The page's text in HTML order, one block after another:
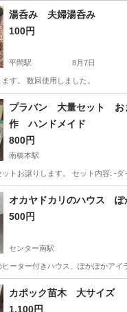
湯呑み 夫婦湯呑み
100円
平間駅 8月7日
す。 数回使用しました。
平間駅 食器 湯呑み
プラバン 大量セット
作 ハンドメイド
800円
南橋本駅
ットお譲りします。 セット内容:
市 南橋本駅 その他
オカヤドカリのハウス ぽ
500円
センター南駅
ヒーター付きハウス、ぽかぽかア
センター南駅 その他
カポック苗木 大サイズ
1,100円